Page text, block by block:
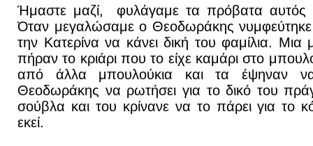
Ήμαστε μαζί, φυλάγαμε τα πρόβατα αυτός
Όταν μεγαλώσαμε ο Θεοδωράκης
την Κατερίνα να κάνει δική του φαμίλια. Μια
πήραν το κριάρι που το είχε καμάρι στο
από άλλα μπουλούκια και τα έψηναν
Θεοδωράκης να ρωτήσει για το δικό του
σούβλα και του κρίνανε να το πάρει για το
εκεί.